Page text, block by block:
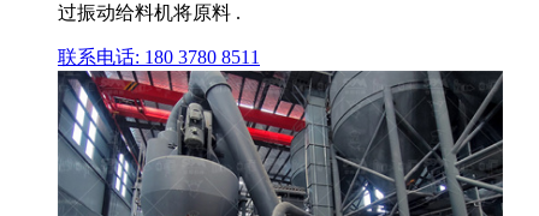
过振动给料机将原料 .
联系电话: 180 3780 8511